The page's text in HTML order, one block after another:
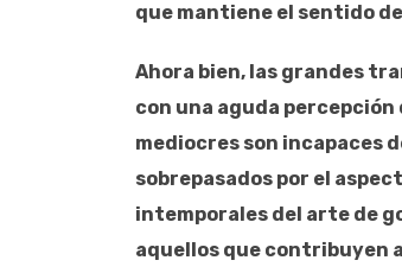
que mantiene el sentido
Ahora bien, las grandes
con una aguda
mediocres son incapaces
sobrepasados por el
intemporales del arte de
aquellos que contribuyen